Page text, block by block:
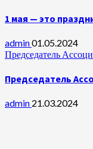
1 мая — это
admin01.05.2024
Председатель
Председатель
admin 21.03.2024